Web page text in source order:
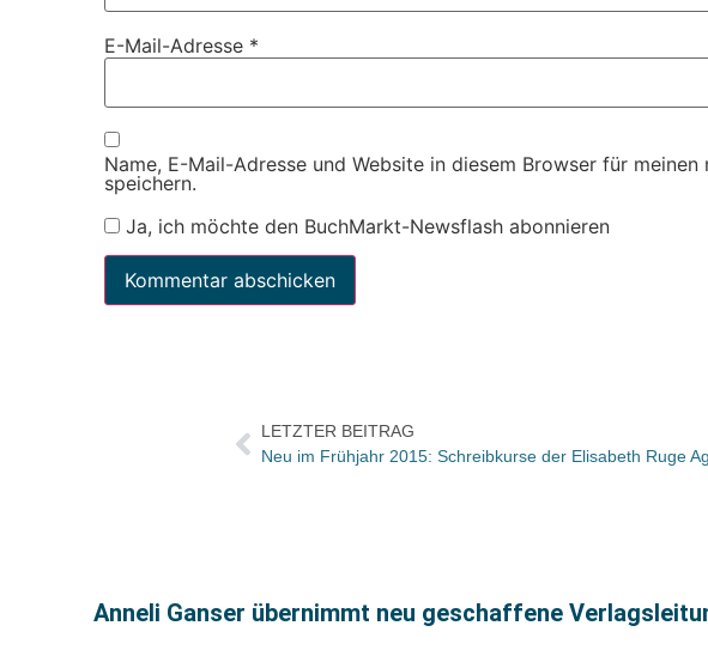
E-Mail-Adresse *
Name, E-Mail-Adresse und Website in diesem Browser für meinen
speichern.
Ja, ich möchte den BuchMarkt-Newsflash abonnieren
LETZTER BEITRAG
Neu im Frühjahr 2015: Schreibkurse der Elisabeth Ruge
Anneli Ganser übernimmt neu geschaffene